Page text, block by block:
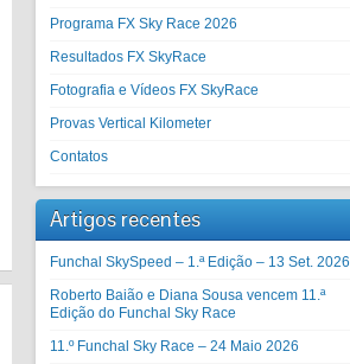
Programa FX Sky Race 2026
Resultados FX SkyRace
Fotografia e Vídeos FX SkyRace
Provas Vertical Kilometer
Contatos
Artigos recentes
Funchal SkySpeed – 1.ª Edição – 13 Set. 2026
Roberto Baião e Diana Sousa vencem 11.ª
Edição do Funchal Sky Race
11.º Funchal Sky Race – 24 Maio 2026